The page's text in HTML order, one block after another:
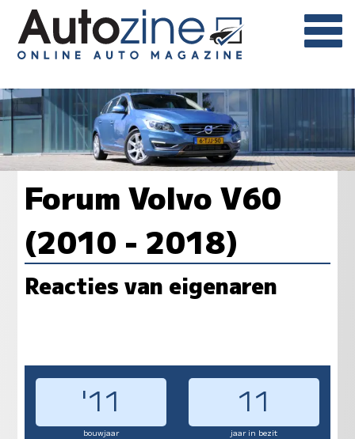
Forum Volvo V60
(2010 - 2018)
Reacties van eigenaren
'11 11
bouwjaar jaar in bezit